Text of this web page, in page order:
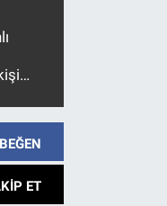
BEĞEN
ET